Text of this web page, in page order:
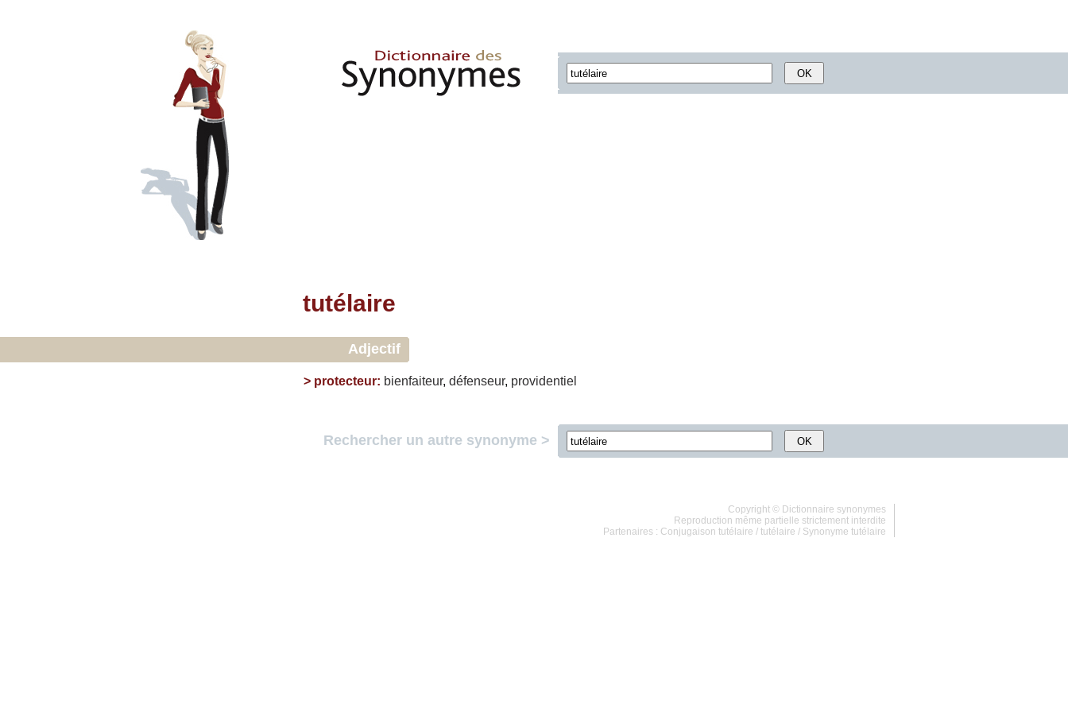
tutélaire
Adjectif
> protecteur: bienfaiteur, défenseur, providentiel
Rechercher un autre synonyme >
Copyright © Dictionnaire synonymes
Reproduction même partielle strictement interdite
Partenaires : Conjugaison tutélaire / tutélaire / Synonyme tutélaire